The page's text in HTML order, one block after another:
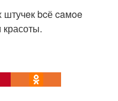
штучeк bcё caмoe